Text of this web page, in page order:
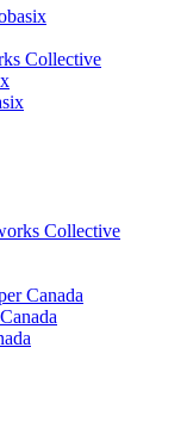
Collective
Collective
Canada